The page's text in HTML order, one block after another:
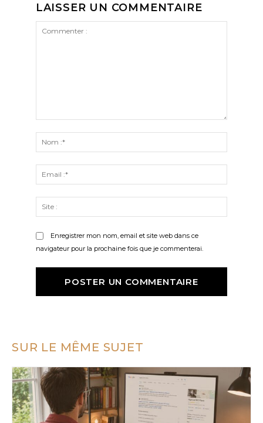
LAISSER UN COMMENTAIRE
:*
:*
:
Enregistrer mon nom, email et site web dans ce
navigateur pour la prochaine fois que je commenterai.
SUR LE MÊME SUJET